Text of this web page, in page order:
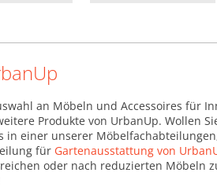
an Möbeln und Accessoires für
Produkte von UrbanUp. Wollen
in einer unserer
für Gartenausstattung von
oder nach reduzierten Möbeln